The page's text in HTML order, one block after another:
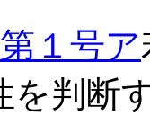
１号ア
を判断